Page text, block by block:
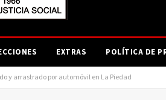
EXTRAS POLÍTICA DE
y arrastrado por automóvil en La Piedad